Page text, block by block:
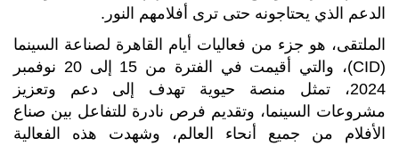
الدعم الذي يحتاجونه حتى ترى أفلامهم النور.
الملتقى، هو جزء من فعاليات أيام القاهرة لصناعة السينما
(CID)، والتي أقيمت في الفترة من 15 إلى 20 نوفمبر
2024، تمثل منصة حيوية تهدف إلى دعم وتعزيز
مشروعات السينما، وتقديم فرص نادرة للتفاعل بين صناع
الأفلام من جميع أنحاء العالم، وشهدت هذه الفعالية